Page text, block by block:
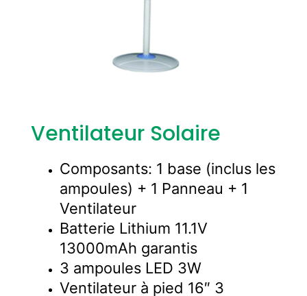
Ventilateur Solaire
Composants: 1 base (inclus les
ampoules) + 1 Panneau + 1
Ventilateur
Batterie Lithium 11.1V
13000mAh garantis
3 ampoules LED 3W
Ventilateur à pied 16″ 3